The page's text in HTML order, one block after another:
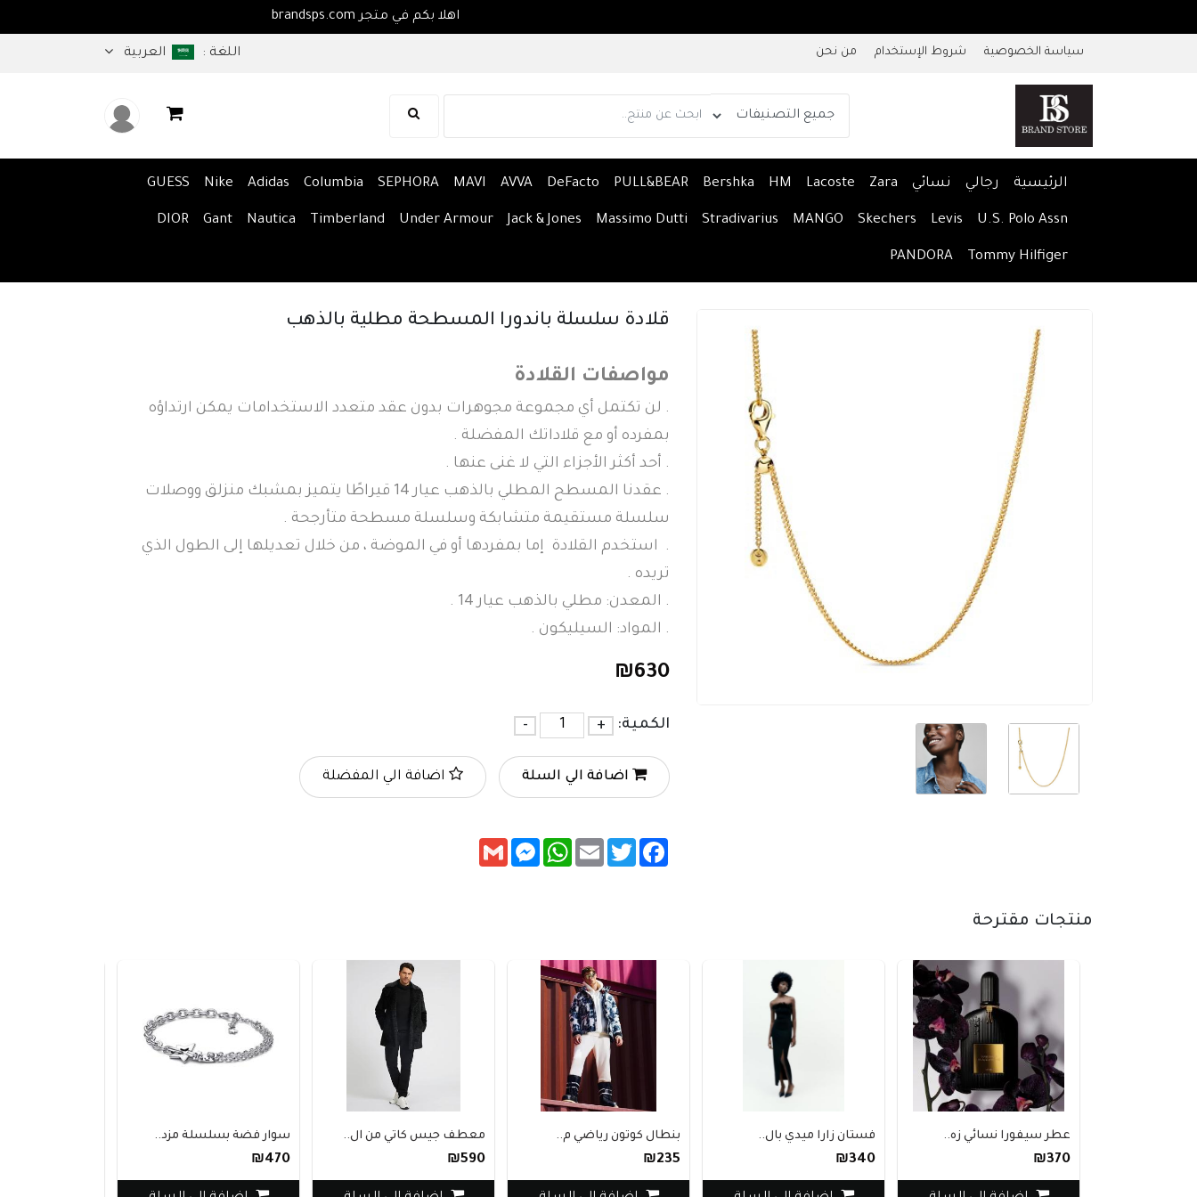
اهلا بكم في متجر brandsps.com
سياسة الخصوصية شروط الإستخدام من نحن اللغة : العربية
الرئيسية رجالي نسائي Zara
Lacoste
HM
Bershka
PULL&BEAR
DeFacto
AVVA
MAVI
SEPHORA
Columbia
Adidas
Nike
GUESS
U.S. Polo Assn
Levis
Skechers
MANGO
Stradivarius
Massimo Dutti
Jack & Jones
Under Armour
Timberland
Nautica
Gant
DIOR
Tommy Hilfiger
PANDORA
قلادة سلسلة باندورا المسطحة مطلية بالذهب
مواصفات القلادة
. لن تكتمل أي مجموعة مجوهرات بدون عقد متعدد الاستخدامات يمكن ارتداؤه
بمفرده أو مع قلاداتك المفضلة .
. أحد أكثر الأجزاء التي لا غنى عنها .
. عقدنا المسطح المطلي بالذهب عيار 14 قيراطًا يتميز بمشبك منزلق ووصلات
سلسلة مستقيمة متشابكة وسلسلة مسطحة متأرجحة .
. استخدم القلادة إما بمفردها أو في الموضة ، من خلال تعديلها إلى الطول الذي
تريده .
. المعدن: مطلي بالذهب عيار 14 .
. المواد: السيليكون .
₪630
الكمية: +
-
اضافة الي السلة اضافة الي المفضلة
Facebook
Twitter
Email
WhatsApp
Messenger
Gmail
منتجات مقترحة
عطر سيفورا نسائي زه..
₪370
فستان زارا ميدي بال..
₪340
بنطال كوتون رياضي م..
₪235
معطف جيس كاتي من ال..
₪590
سوار فضة بسلسلة مزد..
₪470